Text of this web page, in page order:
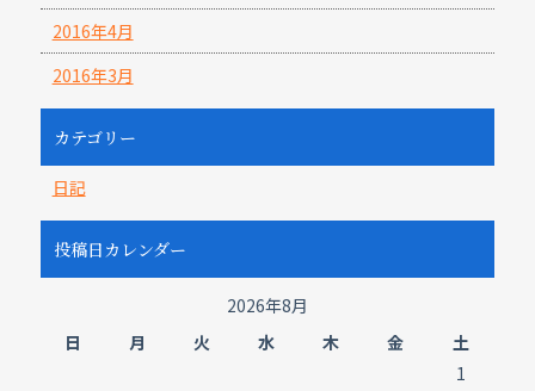
2016年4月
2016年3月
カテゴリー
日記
投稿日カレンダー
2026年8月
日
月 火 水 木 金
土
1